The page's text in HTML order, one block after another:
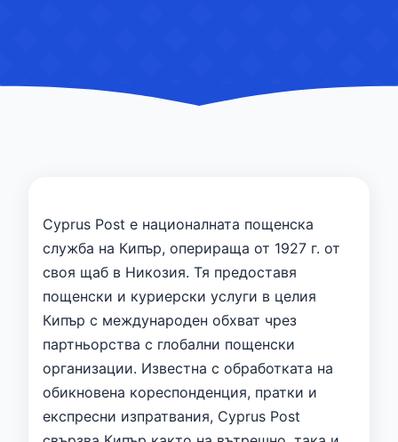
Cyprus Post е националната пощенска
служба на Кипър, оперираща от 1927 г. от
своя щаб в Никозия. Тя предоставя
пощенски и куриерски услуги в целия
Кипър с международен обхват чрез
партньорства с глобални пощенски
организации. Известна с обработката на
обикновена кореспонденция, пратки и
експресни изпратвания, Cyprus Post